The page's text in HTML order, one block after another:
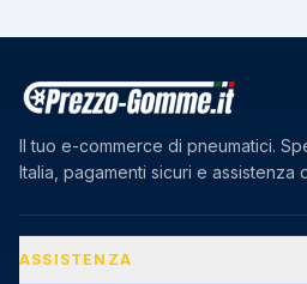
Il tuo e-commerce di pneumatici.
Italia, pagamenti sicuri e assistenza
ASSISTENZA